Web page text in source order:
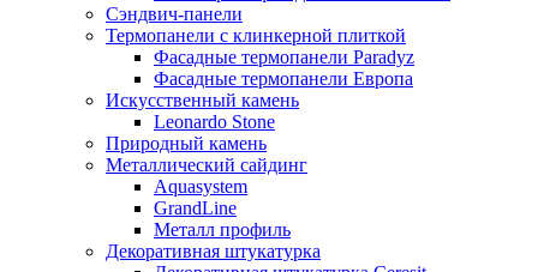
Сэндвич-панели
Термопанели с клинкерной плиткой
Фасадные термопанели Paradyz
Фасадные термопанели Европа
Искусственный камень
Leonardo Stone
Природный камень
Металлический сайдинг
Aquasystem
GrandLine
Металл профиль
Декоративная штукатурка